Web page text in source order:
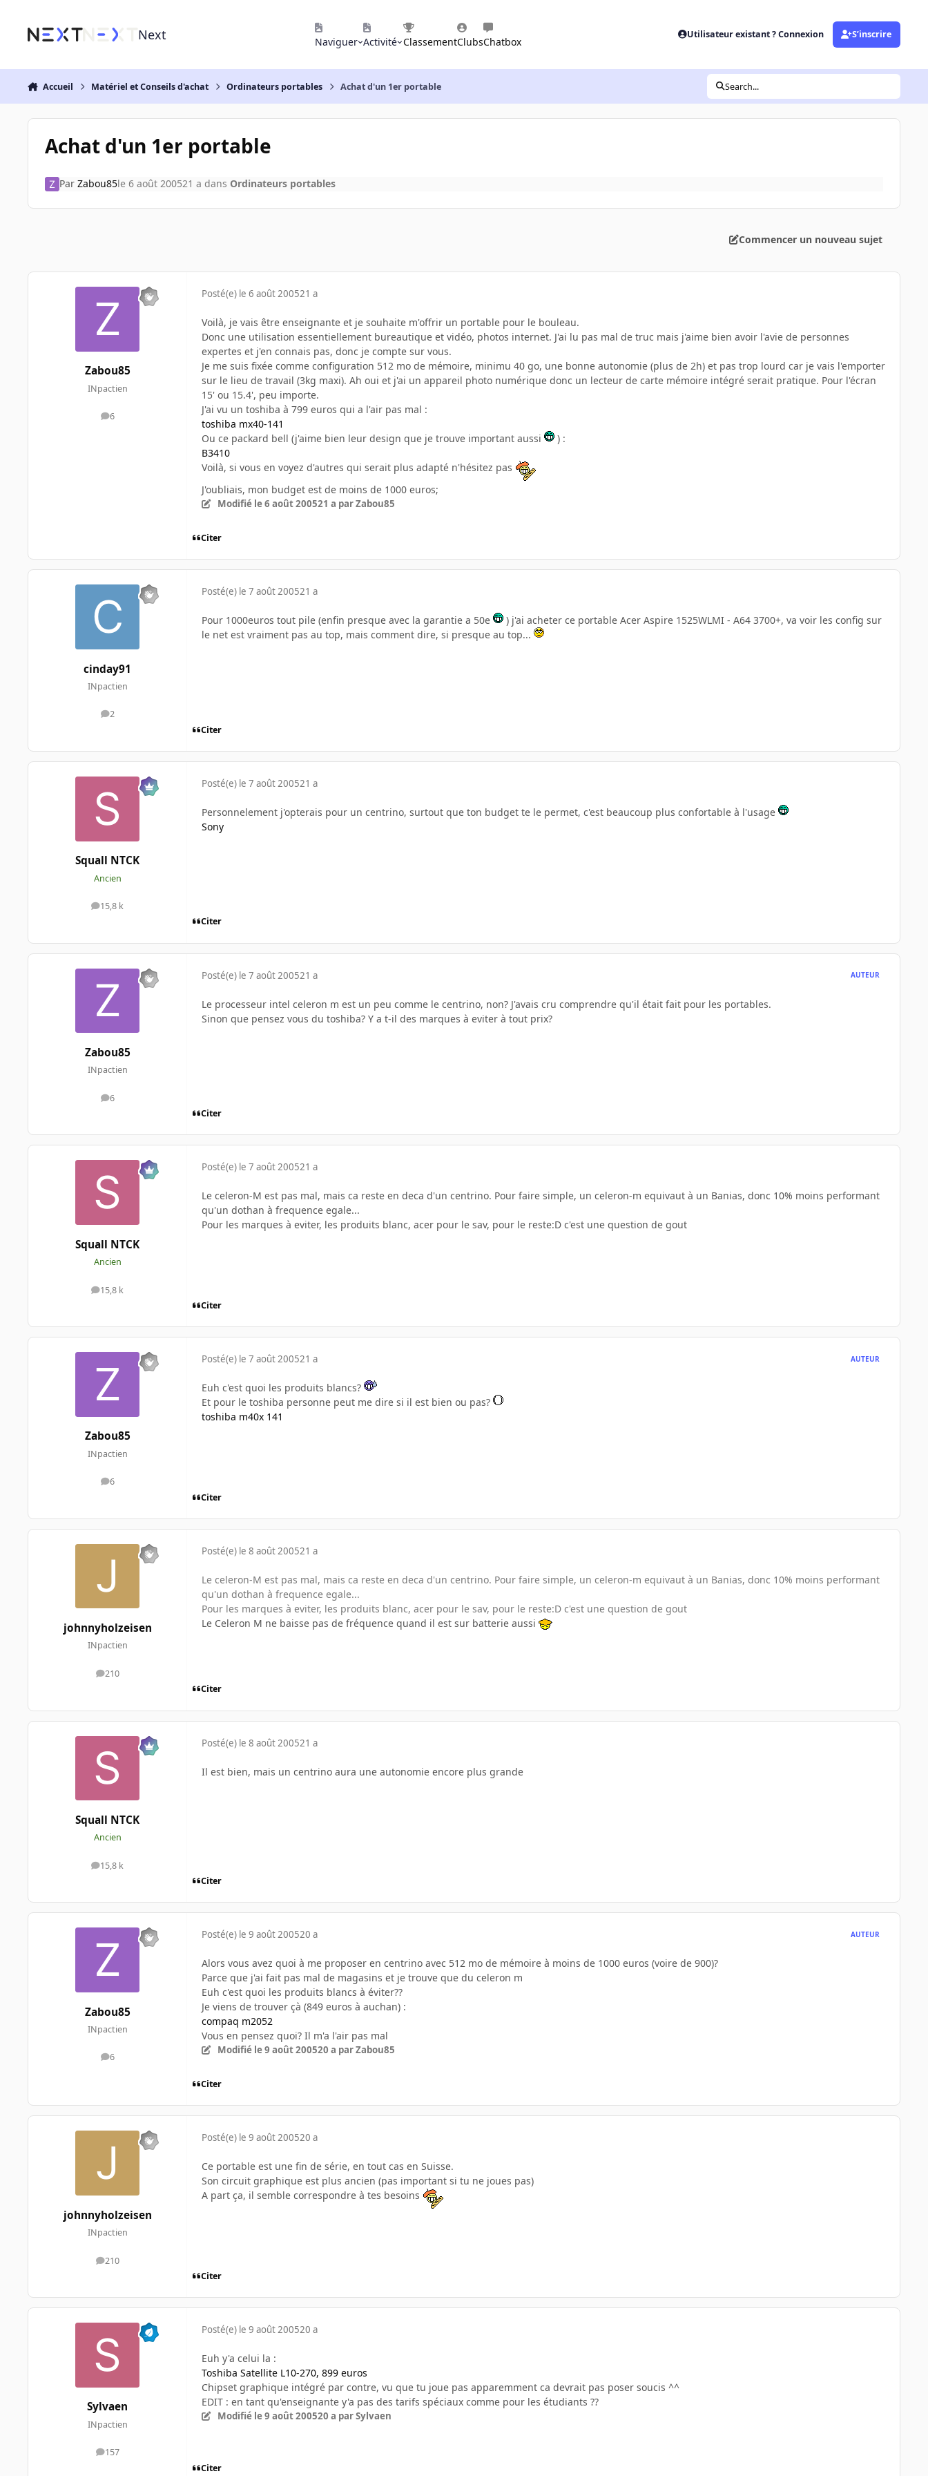
Next Naviguer Activité ClassementClubsChatbox
Utilisateur existant ? Connexion S’inscrire
Accueil Matériel et Conseils d'achat Ordinateurs portables Achat d'un 1er portable Search...
Achat d'un 1er portable
Par Zabou85le 6 août 200521 a dans Ordinateurs portables
Commencer un nouveau sujet
Zabou85
INpactien
6
messages
Posté(e) le 6 août 200521 a
Voilà, je vais être enseignante et je souhaite m'offrir un portable pour le bouleau.
Donc une utilisation essentiellement bureautique et vidéo, photos internet. J'ai lu pas mal de truc mais j'aime bien avoir l'avie de personnes
expertes et j'en connais pas, donc je compte sur vous.
Je me suis fixée comme configuration 512 mo de mémoire, minimu 40 go, une bonne autonomie (plus de 2h) et pas trop lourd car je vais l'emporter
sur le lieu de travail (3kg maxi). Ah oui et j'ai un appareil photo numérique donc un lecteur de carte mémoire intégré serait pratique. Pour l'écran
15' ou 15.4', peu importe.
J'ai vu un toshiba à 799 euros qui a l'air pas mal :
toshiba mx40-141
Ou ce packard bell (j'aime bien leur design que je trouve important aussi
) :
B3410
Voilà, si vous en voyez d'autres qui serait plus adapté n'hésitez pas
J'oubliais, mon budget est de moins de 1000 euros;
Modifié le 6 août 200521 a par Zabou85
Citer
cinday91
INpactien
2
messages
Posté(e) le 7 août 200521 a
Pour 1000euros tout pile (enfin presque avec la garantie a 50e
) j'ai acheter ce portable Acer Aspire 1525WLMI - A64 3700+, va voir les config sur
le net est vraiment pas au top, mais comment dire, si presque au top...
Citer
Squall NTCK
Ancien
15,8 k
messages
Posté(e) le 7 août 200521 a
Personnelement j'opterais pour un centrino, surtout que ton budget te le permet, c'est beaucoup plus confortable à l'usage
Sony
Citer
Zabou85
INpactien
6
messages
Posté(e) le 7 août 200521 a AUTEUR
Le processeur intel celeron m est un peu comme le centrino, non? J'avais cru comprendre qu'il était fait pour les portables.
Sinon que pensez vous du toshiba? Y a t-il des marques à eviter à tout prix?
Citer
Squall NTCK
Ancien
15,8 k
messages
Posté(e) le 7 août 200521 a
Le celeron-M est pas mal, mais ca reste en deca d'un centrino. Pour faire simple, un celeron-m equivaut à un Banias, donc 10% moins performant
qu'un dothan à frequence egale...
Pour les marques à eviter, les produits blanc, acer pour le sav, pour le reste:D c'est une question de gout
Citer
Zabou85
INpactien
6
messages
Posté(e) le 7 août 200521 a AUTEUR
Euh c'est quoi les produits blancs?
Et pour le toshiba personne peut me dire si il est bien ou pas?
toshiba m40x 141
Citer
johnnyholzeisen
INpactien
210
messages
Posté(e) le 8 août 200521 a
Le celeron-M est pas mal, mais ca reste en deca d'un centrino. Pour faire simple, un celeron-m equivaut à un Banias, donc 10% moins performant
qu'un dothan à frequence egale...
Pour les marques à eviter, les produits blanc, acer pour le sav, pour le reste:D c'est une question de gout
Le Celeron M ne baisse pas de fréquence quand il est sur batterie aussi
Citer
Squall NTCK
Ancien
15,8 k
messages
Posté(e) le 8 août 200521 a
Il est bien, mais un centrino aura une autonomie encore plus grande
Citer
Zabou85
INpactien
6
messages
Posté(e) le 9 août 200520 a AUTEUR
Alors vous avez quoi à me proposer en centrino avec 512 mo de mémoire à moins de 1000 euros (voire de 900)?
Parce que j'ai fait pas mal de magasins et je trouve que du celeron m
Euh c'est quoi les produits blancs à éviter??
Je viens de trouver çà (849 euros à auchan) :
compaq m2052
Vous en pensez quoi? Il m'a l'air pas mal
Modifié le 9 août 200520 a par Zabou85
Citer
johnnyholzeisen
INpactien
210
messages
Posté(e) le 9 août 200520 a
Ce portable est une fin de série, en tout cas en Suisse.
Son circuit graphique est plus ancien (pas important si tu ne joues pas)
A part ça, il semble correspondre à tes besoins
Citer
Sylvaen
INpactien
157
messages
Posté(e) le 9 août 200520 a
Euh y'a celui la :
Toshiba Satellite L10-270, 899 euros
Chipset graphique intégré par contre, vu que tu joue pas apparemment ca devrait pas poser soucis ^^
EDIT : en tant qu'enseignante y'a pas des tarifs spéciaux comme pour les étudiants ??
Modifié le 9 août 200520 a par Sylvaen
Citer